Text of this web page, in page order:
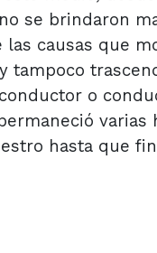
se brindaron
las causas que
tampoco
o
varias
hasta que